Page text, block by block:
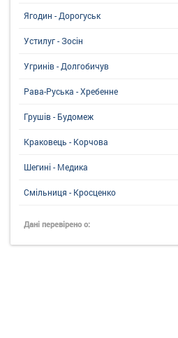
Ягодин - Дорогуськ
Устилуг - Зосін
Угринiв - Долгобичув
Рава-Руська - Хребенне
Грушів - Будомеж
Краковець - Корчова
Шегині - Медика
Смільниця - Кросценко
Дані перевірено о: